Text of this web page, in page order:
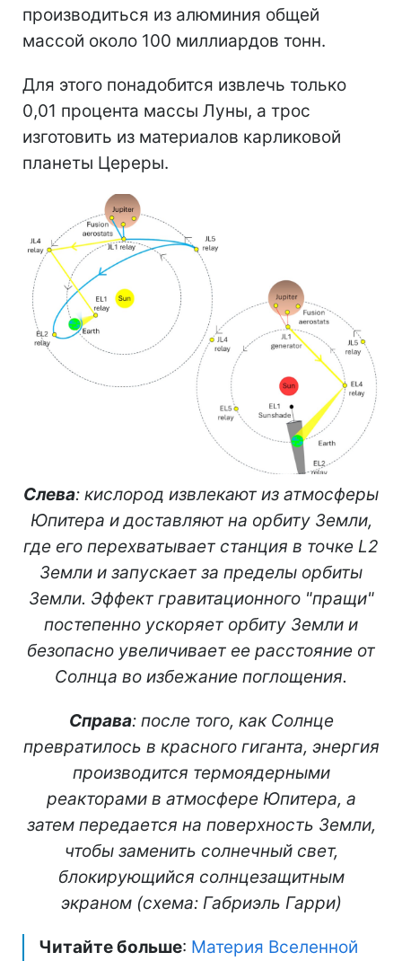
производиться из алюминия общей
массой около 100 миллиардов тонн.
Для этого понадобится извлечь только
0,01 процента массы Луны, а трос
изготовить из материалов карликовой
планеты Цереры.
Слева: кислород извлекают из атмосферы
Юпитера и доставляют на орбиту Земли,
где его перехватывает станция в точке L2
Земли и запускает за пределы орбиты
Земли. Эффект гравитационного "пращи"
постепенно ускоряет орбиту Земли и
безопасно увеличивает ее расстояние от
Солнца во избежание поглощения.
Справа: после того, как Солнце
превратилось в красного гиганта, энергия
производится термоядерными
реакторами в атмосфере Юпитера, а
затем передается на поверхность Земли,
чтобы заменить солнечный свет,
блокирующийся солнцезащитным
экраном (схема: Габриэль Гарри)
Читайте больше: Материя Вселенной